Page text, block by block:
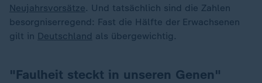
Neujahrsvorsätze. Und tatsächlich sind die Zahlen
besorgniserregend: Fast die Hälfte der Erwachsenen
gilt in Deutschland als übergewichtig.
"Faulheit steckt in unseren Genen"